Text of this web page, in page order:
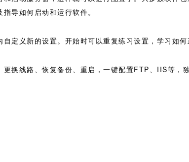
导如何启动和运行软件。
定义新的设置。开始时可以重复练习设置，学习如何
换线路、恢复备份、重启，一键配置FTP、IIS等，